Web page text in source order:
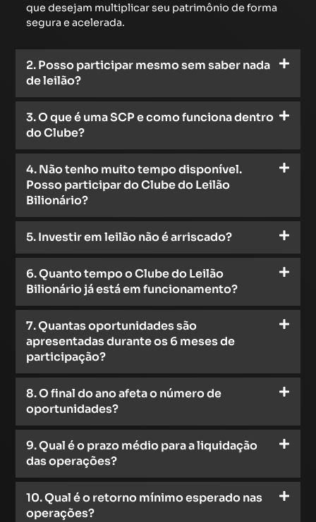
que desejam multiplicar seu patrimônio de forma
segura e acelerada.
2. Posso participar mesmo sem saber nada
de leilão?
3. O que é uma SCP e como funciona dentro
do Clube?
4. Não tenho muito tempo disponível.
Posso participar do Clube do Leilão
Bilionário?
5. Investir em leilão não é arriscado?
6. Quanto tempo o Clube do Leilão
Bilionário já está em funcionamento?
7. Quantas oportunidades são
apresentadas durante os 6 meses de
participação?
8. O final do ano afeta o número de
oportunidades?
9. Qual é o prazo médio para a liquidação
das operações?
10. Qual é o retorno mínimo esperado nas
operações?